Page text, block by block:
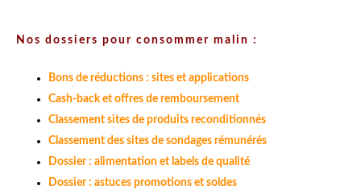
Nos dossiers pour consommer malin :
Bons de réductions : sites et applications
Cash-back et offres de remboursement
Classement sites de produits reconditionnés
Classement des sites de sondages rémunérés
Dossier : alimentation et labels de qualité
Dossier : astuces promotions et soldes